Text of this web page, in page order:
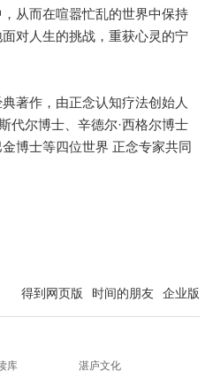
从而在喧嚣忙乱的世界中保持
对人生的挑战，重获心灵的宁
著作，由正念认知疗法创始人
代尔博士、辛德尔·西格尔博士
博士等四位世界 正念专家共同
得到网页版 时间的朋友 企业版
库
湛庐文化